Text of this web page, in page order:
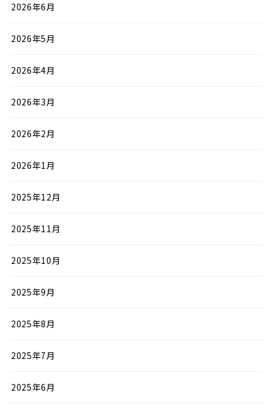
2026年6月
2026年5月
2026年4月
2026年3月
2026年2月
2026年1月
2025年12月
2025年11月
2025年10月
2025年9月
2025年8月
2025年7月
2025年6月